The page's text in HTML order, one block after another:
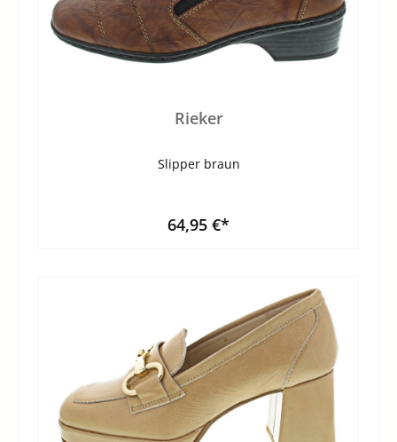
Rieker
Slipper braun
64,95 €*